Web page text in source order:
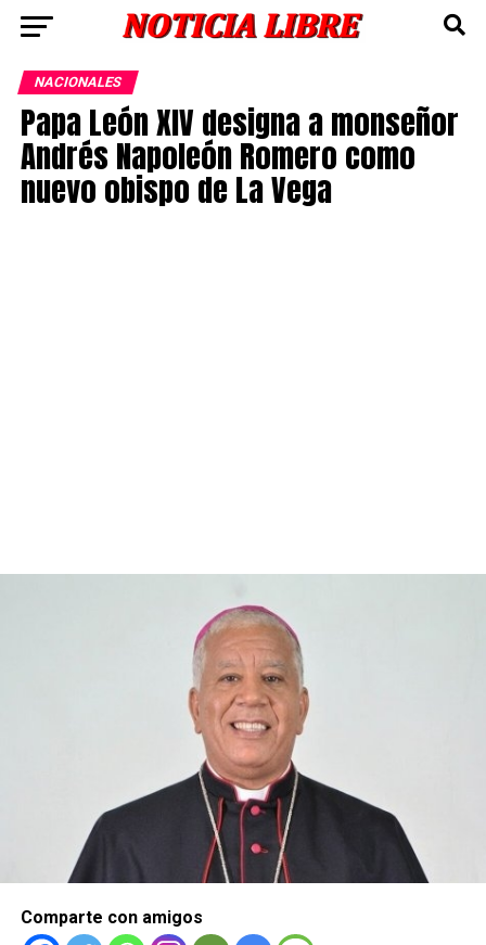
NACIONALES
Papa León XIV designa a monseñor
Andrés Napoleón Romero como
nuevo obispo de La Vega
Comparte con amigos